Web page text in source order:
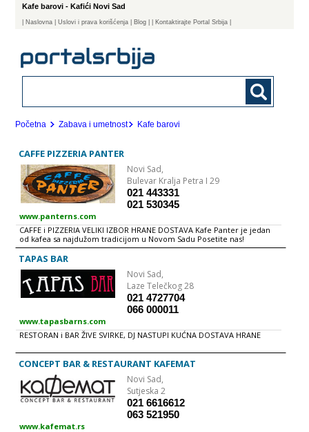
Kafe barovi - Kafići Novi Sad
Naslovna | Uslovi i prava korišćenja Blog | Kontaktirajte Portal Srbija |
Početna Zabava i umetnost Kafe barovi
CAFFE PIZZERIA PANTER
Novi Sad,
Bulevar Kralja Petra I 29
021 443331
021 530345
www.panterns.com
CAFFE i PIZZERIA VELIKI IZBOR HRANE DOSTAVA Kafe Panter je jedan
od kafea sa najdužom tradicijom u Novom Sadu Posetite nas!
TAPAS BAR
Novi Sad,
Laze Telečkog 28
021 4727704
066 000011
www.tapasbarns.com
RESTORAN i BAR ŽIVE SVIRKE, DJ NASTUPI KUĆNA DOSTAVA HRANE
CONCEPT BAR & RESTAURANT KAFEMAT
Novi Sad,
Sutjeska 2
021 6616612
063 521950
www.kafemat.rs